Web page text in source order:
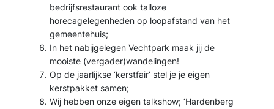
bedrijfsrestaurant ook talloze
horecagelegenheden op loopafstand van het
gemeentehuis;
In het nabijgelegen Vechtpark maak jij de
mooiste (vergader)wandelingen!
Op de jaarlijkse ‘kerstfair’ stel je je eigen
kerstpakket samen;
Wij hebben onze eigen talkshow; ‘Hardenberg